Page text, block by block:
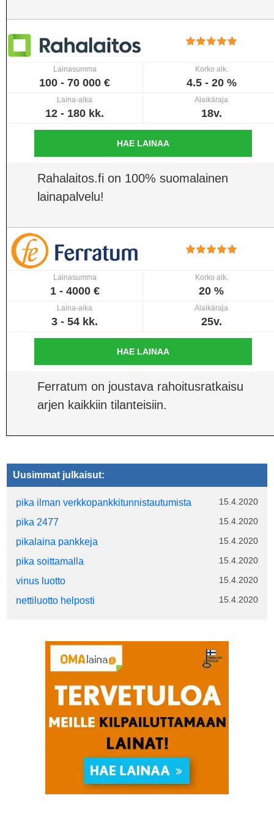
Lainasumma
100 - 70 000 €
Korko alk.
4.5 - 20 %
Laina-aika
12 - 180 kk.
Alaikäraja
18v.
HAE LAINAA
Rahalaitos.fi on 100% suomalainen
lainapalvelu!
Lainasumma
1 - 4000 €
Korko alk.
20 %
Laina-aika
3 - 54 kk.
Alaikäraja
25v.
HAE LAINAA
Ferratum on joustava rahoitusratkaisu
arjen kaikkiin tilanteisiin.
Uusimmat julkaisut:
pika ilman verkkopankkitunnistautumista 15.4.2020
pika 2477 15.4.2020
pikalaina pankkeja 15.4.2020
pika soittamalla 15.4.2020
vinus luotto 15.4.2020
nettiluotto helposti 15.4.2020